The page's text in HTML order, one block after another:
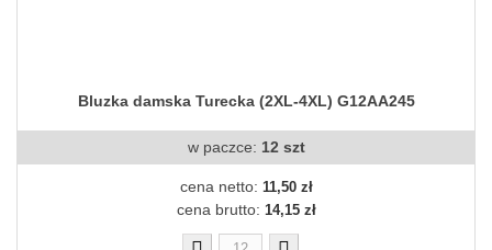
Bluzka damska Turecka (2XL-4XL) G12AA245
w paczce: 12 szt
cena netto: 11,50 zł
cena brutto: 14,15 zł